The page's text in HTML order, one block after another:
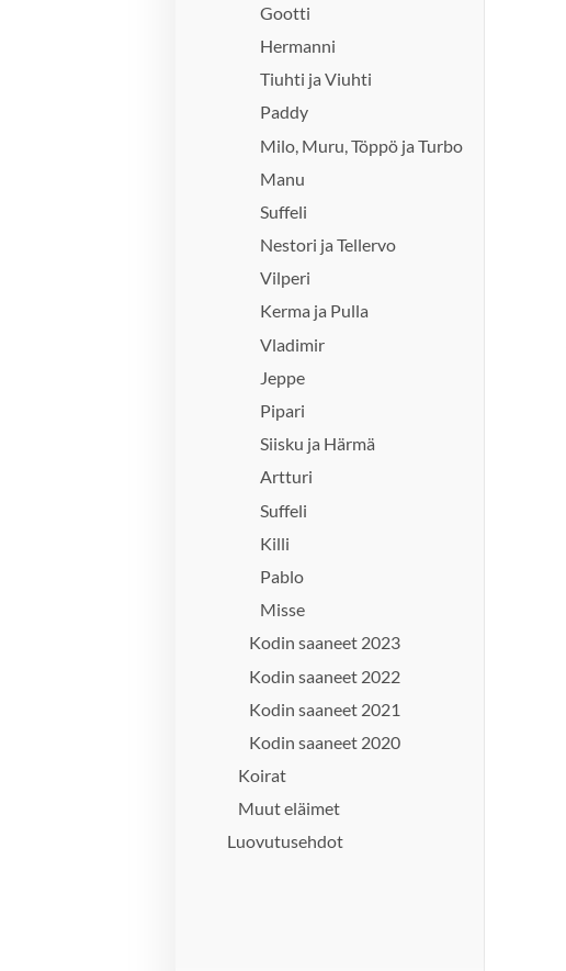
Gootti
Hermanni
Tiuhti ja Viuhti
Paddy
Milo, Muru, Töppö ja Turbo
Manu
Suffeli
Nestori ja Tellervo
Vilperi
Kerma ja Pulla
Vladimir
Jeppe
Pipari
Siisku ja Härmä
Artturi
Suffeli
Killi
Pablo
Misse
Kodin saaneet 2023
Kodin saaneet 2022
Kodin saaneet 2021
Kodin saaneet 2020
Koirat
Muut eläimet
Luovutusehdot